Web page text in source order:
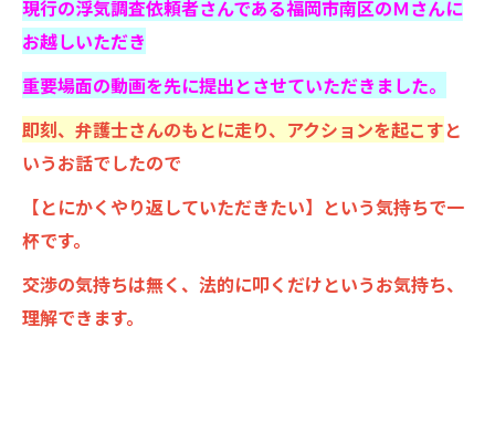
現行の浮気調査依頼者さんである福岡市南区のＭさんに
お越しいただき
重要場面の動画を先に提出とさせていただきました。
即刻、弁護士さんのもとに走り、アクションを起こすと
いうお話でしたので
【とにかくやり返していただきたい】という気持ちで一
杯です。
交渉の気持ちは無く、法的に叩くだけというお気持ち、
理解できます。